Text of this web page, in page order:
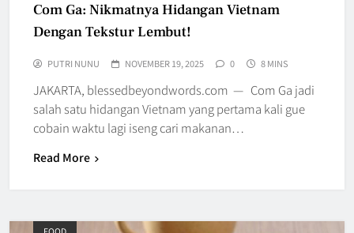
Com Ga: Nikmatnya Hidangan Vietnam
Dengan Tekstur Lembut!
PUTRI NUNU NOVEMBER 19, 2025 0 8 MINS
JAKARTA, blessedbeyondwords.com — Com Ga jadi
salah satu hidangan Vietnam yang pertama kali gue
cobain waktu lagi iseng cari makanan…
Read More